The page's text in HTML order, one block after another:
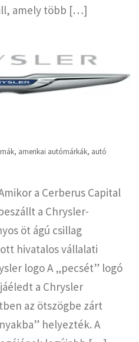
amely több […]
, amerikai autómárkák, autó
a Cerberus Capital
a Chrysler-
öt ágú csillag
hivatalos vállalati
logo A „pecsét” logó
a Chrysler
az ötszögbe zárt
helyezték. A